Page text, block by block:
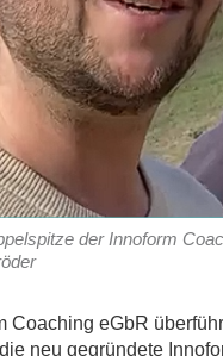
der Innoform
Coaching eGbR
neu gegründete